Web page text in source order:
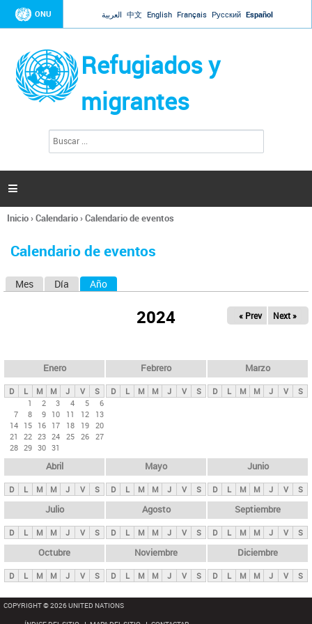
Jump to navigation
ONU العربية 中文 English Français Русский Español
Refugiados y
migrantes
l
d
s

Se
usted
Inicio›Calendario›Calendario de eventos
Calendario de eventos
s
p
n
i
p
a
l
s
Mes Día Año
2024 « Prev Next »
Enero
D L M M J V
S
1
2 3 4 5
6
7
8 9 10 11 12
13
14 15 16 17 18 19 20
21
22 23 24 25 26 27
28 29 30 31
Febrero
D L M M J V S
Marzo
D L M M J V S
Abril
D L M M J V S
Mayo
D L M M J V S
Junio
D L M M J V S
Julio
D L M M J V S
Agosto
D L M M J V S
Septiembre
D L M M J V S
Octubre
D L M M J V S
Noviembre
D L M M J V S
Diciembre
D L M M J V S
COPYRIGHT © 2026 UNITED NATIONS